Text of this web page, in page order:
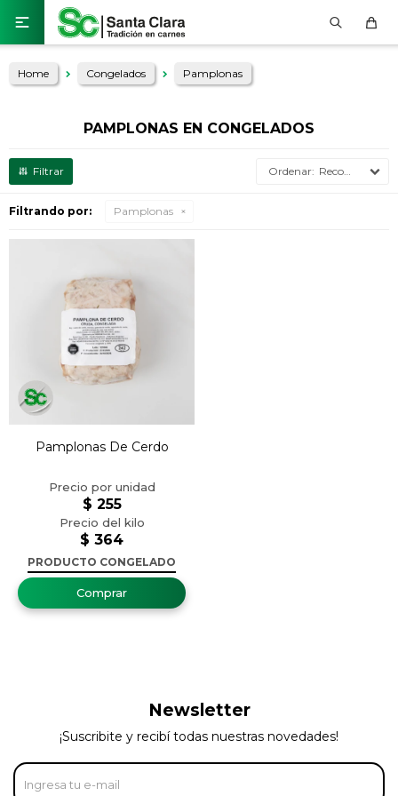

Home Congelados Pamplonas
PAMPLONAS EN CONGELADOS
Recomendados
Filtrando por: Pamplonas
Pamplonas De Cerdo
$ 364
$ 255
PRODUCTO CONGELADO
Newsletter
¡Suscribite y recibí todas nuestras novedades!